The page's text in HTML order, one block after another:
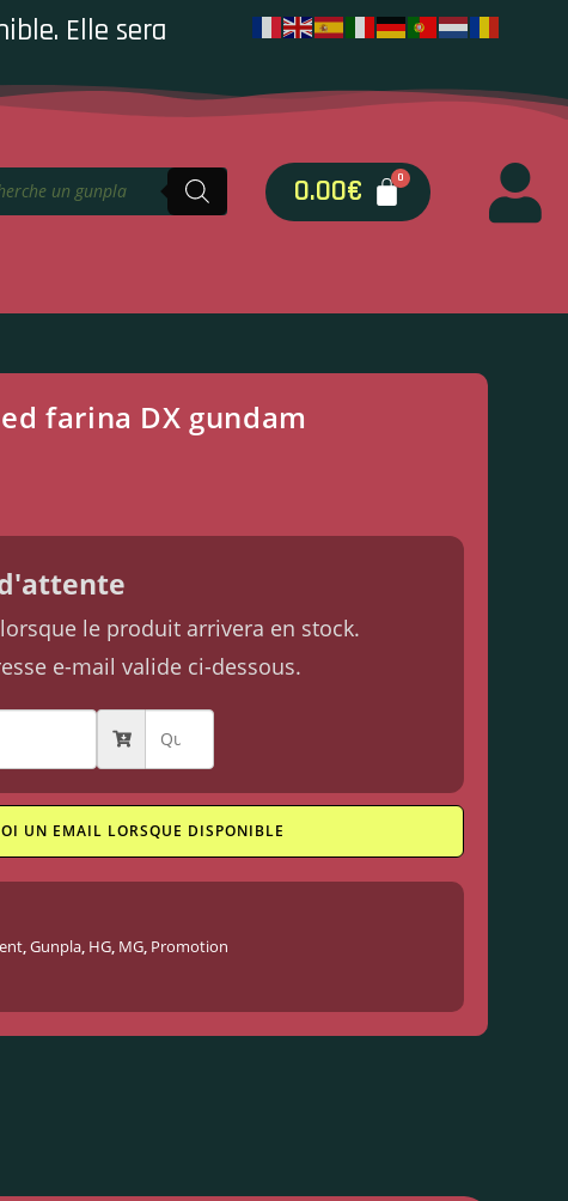
Elle sera
0.00€
farina DX gundam
le produit arrivera en stock.
e-mail valide ci-dessous.
UN EMAIL LORSQUE DISPONIBLE
, Gunpla, HG, MG, Promotion